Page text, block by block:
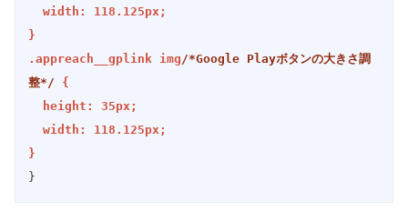
  width: 118.125px;
}
.appreach__gplink img/*Google Playボタンの大きさ調
整*/ {
  width: 118.125px;
}
}